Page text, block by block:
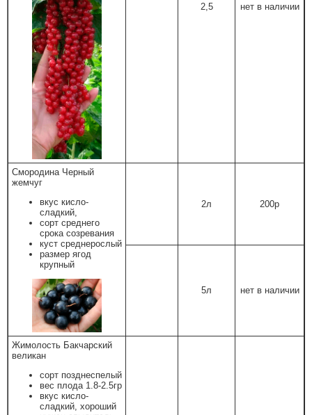
2,5 нет в наличии
Смородина Черный
жемчуг
вкус кисло-
сладкий,
сорт среднего
срока созревания
куст среднерослый
размер ягод
крупный
2л 200р
5л нет в наличии
Жимолость Бакчарский
великан
сорт позднеспелый
вес плода 1.8-2.5гр
вкус кисло-
сладкий, хороший